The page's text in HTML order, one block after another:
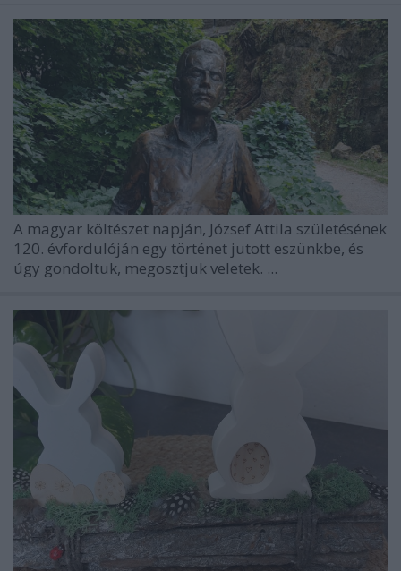
A magyar költészet napján, József Attila születésének
120. évfordulóján egy történet jutott eszünkbe, és
úgy gondoltuk, megosztjuk veletek. ...